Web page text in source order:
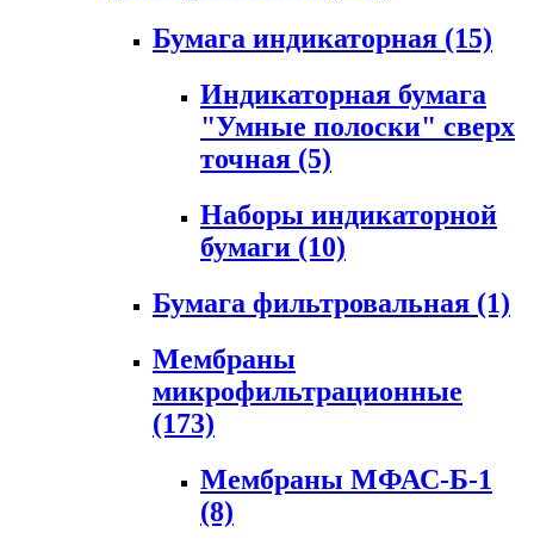
Бумага индикаторная (15)
Индикаторная бумага
"Умные полоски" сверх
точная (5)
Наборы индикаторной
бумаги (10)
Бумага фильтровальная (1)
Мембраны
микрофильтрационные
(173)
Мембраны МФАС-Б-1
(8)